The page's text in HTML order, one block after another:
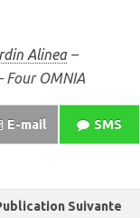
Alinea–
Four OMNIA
E-mail SMS
Suivante